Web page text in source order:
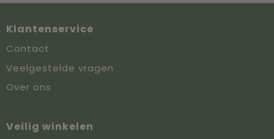
Klantenservice
Contact
Veelgestelde vragen
Over ons
Veilig winkelen